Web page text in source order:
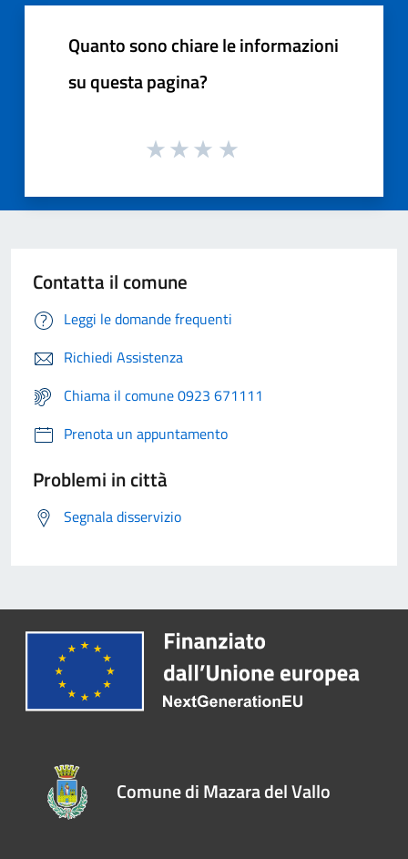
Quanto sono chiare le informazioni
su questa pagina?
Contatta il comune
Leggi le domande frequenti
Richiedi Assistenza
Chiama il comune 0923 671111
Prenota un appuntamento
Problemi in città
Segnala disservizio
Comune di Mazara del Vallo